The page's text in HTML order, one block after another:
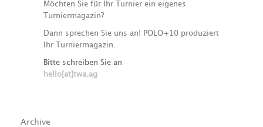
Möchten Sie für Ihr Turnier ein eigenes
Turniermagazin?
Dann sprechen Sie uns an! POLO+10 produziert
Ihr Turniermagazin.
Bitte schreiben Sie an
hello[at]twa.ag
Archive